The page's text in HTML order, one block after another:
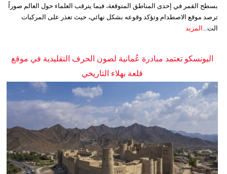
بسطح القمر في إحدى المناطق المتوقعة، فيما يترقب العلماء حول العالم صوراً
ترصد موقع الاصطدام وتؤكد وقوعه بشكل نهائي، حيث تعذر على المركبات
الت... المزيد
اليونسكو تعتمد مبادرة عُمانية لصون الحرف التقليدية في موقع
قلعة بهلاء التاريخي